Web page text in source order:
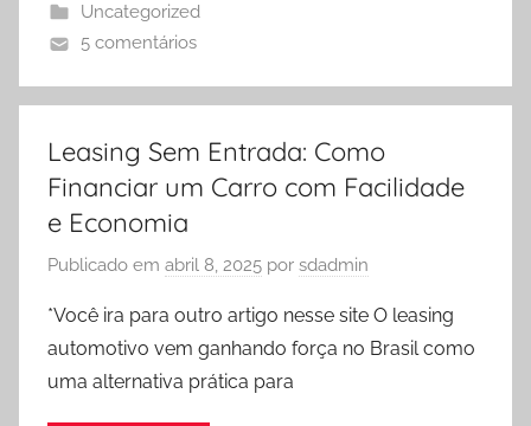
Uncategorized
5 comentários
Leasing Sem Entrada: Como
Financiar um Carro com Facilidade
e Economia
Publicado em abril 8, 2025 por sdadmin
*Você ira para outro artigo nesse site O leasing
automotivo vem ganhando força no Brasil como
uma alternativa prática para